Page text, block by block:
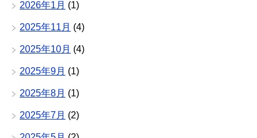
2026年1月 (1)
2025年11月 (4)
2025年10月 (4)
2025年9月 (1)
2025年8月 (1)
2025年7月 (2)